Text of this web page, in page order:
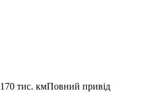
170 тис. кмПовний привід